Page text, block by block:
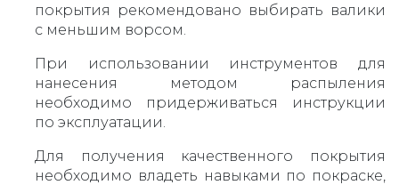
покрытия рекомендовано выбирать валики
с меньшим ворсом.
При использовании инструментов для
нанесения методом распыления
необходимо придерживаться инструкции
по эксплуатации.
Для получения качественного покрытия
необходимо владеть навыками по покраске,